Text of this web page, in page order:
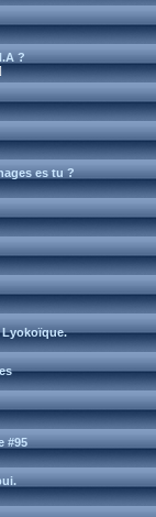
?
es tu ?
#95